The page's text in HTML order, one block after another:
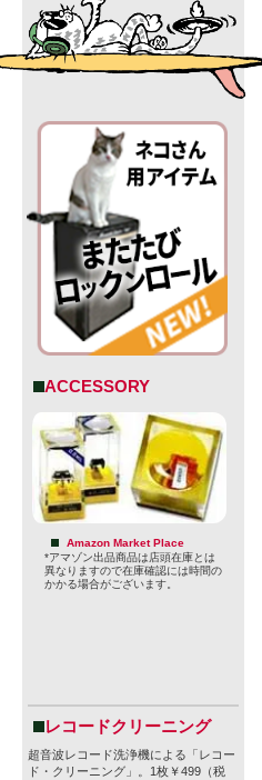
ACCESSORY
Amazon Market Place
*アマゾン出品商品は店頭在庫とは
異なりますので在庫確認には時間の
かかる場合がございます。
レコードクリーニング
超音波レコード洗浄機による「レコー
ド・クリーニング」。1枚￥499（税